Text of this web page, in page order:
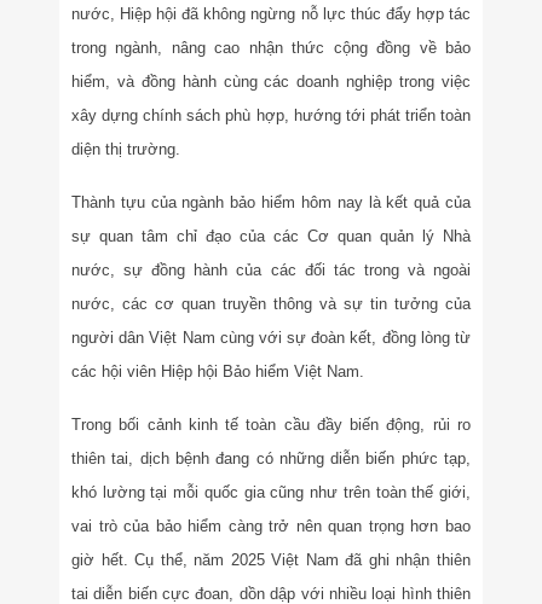
nước, Hiệp hội đã không ngừng nỗ lực thúc đẩy hợp tác
trong ngành, nâng cao nhận thức cộng đồng về bảo
hiểm, và đồng hành cùng các doanh nghiệp trong việc
xây dựng chính sách phù hợp, hướng tới phát triển toàn
diện thị trường.
Thành tựu của ngành bảo hiểm hôm nay là kết quả của
sự quan tâm chỉ đạo của các Cơ quan quản lý Nhà
nước, sự đồng hành của các đối tác trong và ngoài
nước, các cơ quan truyền thông và sự tin tưởng của
người dân Việt Nam cùng với sự đoàn kết, đồng lòng từ
các hội viên Hiệp hội Bảo hiểm Việt Nam.
Trong bối cảnh kinh tế toàn cầu đầy biến động, rủi ro
thiên tai, dịch bệnh đang có những diễn biến phức tạp,
khó lường tại mỗi quốc gia cũng như trên toàn thế giới,
vai trò của bảo hiểm càng trở nên quan trọng hơn bao
giờ hết. Cụ thể, năm 2025 Việt Nam đã ghi nhận thiên
tai diễn biến cực đoan, dồn dập với nhiều loại hình thiên